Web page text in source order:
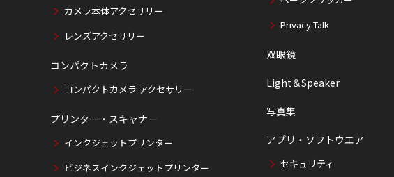
カメラ本体アクセサリー
レンズアクセサリー
コンパクトカメラ
コンパクトカメラ アクセサリー
プリンター・スキャナー
インクジェットプリンター
ビジネスインクジェットプリンター
Privacy Talk
双眼鏡
Light＆Speaker
写真集
アプリ・ソフトウエア
セキュリティ